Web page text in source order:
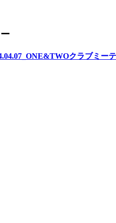
クラブミー